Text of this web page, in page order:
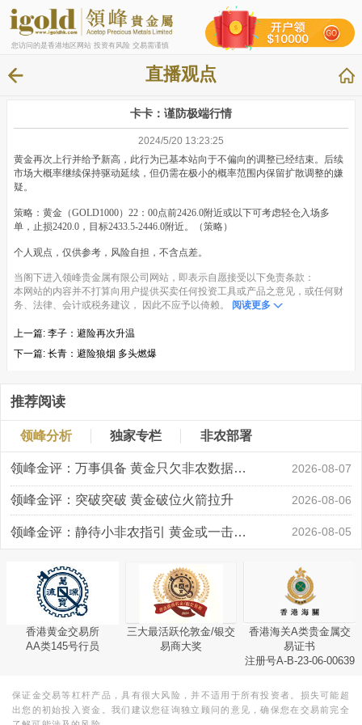
您访问的是香港地区网站 投资有风险 交易需谨慎
直播观点
卡卡：谨防极端行情
2024/5/20 13:23:25
黄金再次上行并给予新高，此行为已基本站向于不偏向的调整已经结束。后续
市场大概率继续保持驱动延续，但仍需在极小的概率范围内保留扩散调整的嫌
疑。
策略：黄金（GOLD1000）22：00点前2426.0附近或以下可考虑轻仓入场多
单，止损2420.0，目标2433.5-2446.0附近。（策略）
个人观点，仅供参考，风险自担，不含点差。
当阁下进入领峰贵金属有限公司网站，即表示自愿接受以下免责条款：
本网站的内容并不打算向用户提供买卖任何投资工具或产品之意见，或任何财
务、法律、会计或税务建议， 因此不应予以倚赖。
阅读更多
上一篇: 李子：避险再次升温
下一篇: 长青：避险狼烟 多头燃爆
推荐阅读
领峰分析 独家专栏 非农部署
领峰金评：万事俱备 黄金只欠非农数据“东风” 2026-08-07
领峰金评：突破突破 黄金破位火箭拉升 2026-08-06
领峰金评：静待小非农指引 黄金或一击破局 2026-08-05
香港黄金交易所
AA类145号行员
三大最活跃伦敦金/银交
易商大奖
香港海关A类贵金属交
易证书
注册号A-B-23-06-00639
保证金交易等杠杆产品，具有很大风险，并不适用于所有投资者。损失可能超
出您的初始投入资金。我们建议您征询独立顾问的意见，确保您在交易前完全